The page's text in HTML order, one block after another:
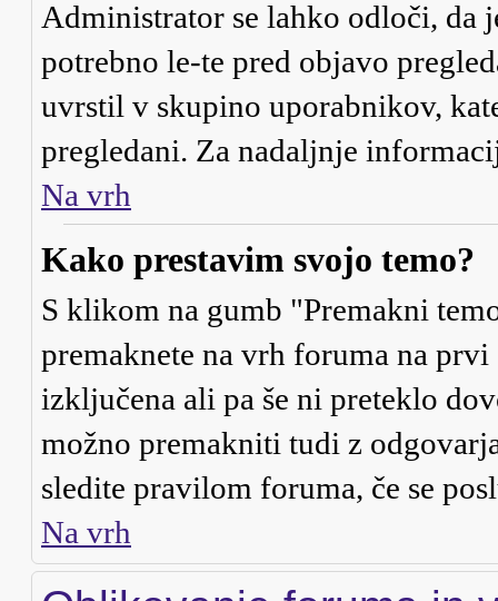
Administrator se lahko odloči, da
potrebno le-te pred objavo
uvrstil v skupino uporabnikov,
pregledani. Za nadaljnje
Na vrh
Kako prestavim svojo temo?
S klikom na gumb "Premakni
premaknete na vrh foruma na
izključena ali pa še ni preteklo
možno premakniti tudi z
sledite pravilom foruma, če se
Na vrh